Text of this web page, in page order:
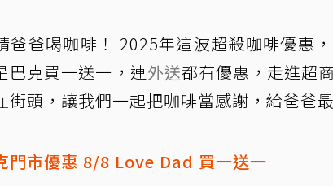
爸爸喝咖啡！ 2025年這波超殺咖啡優惠
巴克買一送一，連外送都有優惠，走進超
街頭，讓我們一起把咖啡當感謝，給爸爸
門市優惠 8/8 Love Dad 買一送一